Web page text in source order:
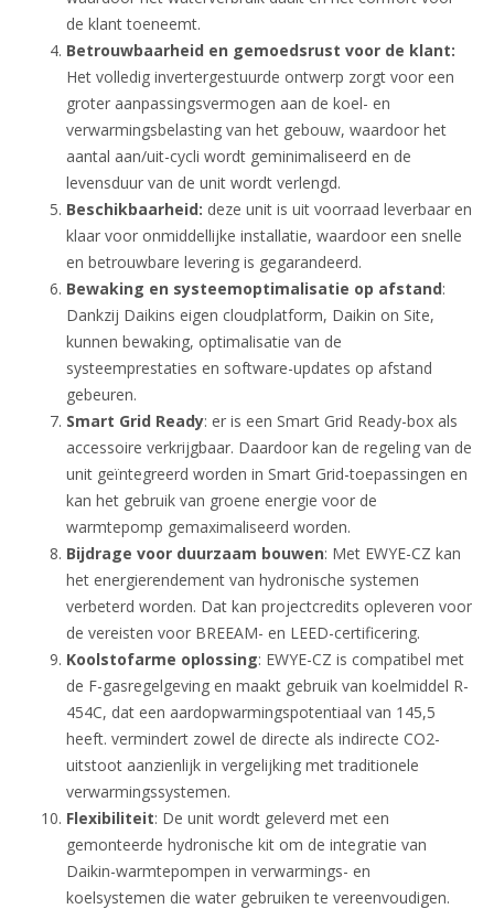
de klant toeneemt.
Betrouwbaarheid en gemoedsrust voor de klant:
Het volledig invertergestuurde ontwerp zorgt voor een
groter aanpassingsvermogen aan de koel- en
verwarmingsbelasting van het gebouw, waardoor het
aantal aan/uit-cycli wordt geminimaliseerd en de
levensduur van de unit wordt verlengd.
Beschikbaarheid: deze unit is uit voorraad leverbaar en
klaar voor onmiddellijke installatie, waardoor een snelle
en betrouwbare levering is gegarandeerd.
Bewaking en systeemoptimalisatie op afstand:
Dankzij Daikins eigen cloudplatform, Daikin on Site,
kunnen bewaking, optimalisatie van de
systeemprestaties en software-updates op afstand
gebeuren.
Smart Grid Ready: er is een Smart Grid Ready-box als
accessoire verkrijgbaar. Daardoor kan de regeling van de
unit geïntegreerd worden in Smart Grid-toepassingen en
kan het gebruik van groene energie voor de
warmtepomp gemaximaliseerd worden.
Bijdrage voor duurzaam bouwen: Met EWYE-CZ kan
het energierendement van hydronische systemen
verbeterd worden. Dat kan projectcredits opleveren voor
de vereisten voor BREEAM- en LEED-certificering.
Koolstofarme oplossing: EWYE-CZ is compatibel met
de F-gasregelgeving en maakt gebruik van koelmiddel R-
454C, dat een aardopwarmingspotentiaal van 145,5
heeft. vermindert zowel de directe als indirecte CO2-
uitstoot aanzienlijk in vergelijking met traditionele
verwarmingssystemen.
Flexibiliteit: De unit wordt geleverd met een
gemonteerde hydronische kit om de integratie van
Daikin-warmtepompen in verwarmings- en
koelsystemen die water gebruiken te vereenvoudigen.